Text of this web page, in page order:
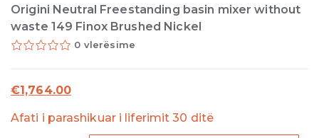
Origini Neutral Freestanding basin mixer without
waste 149 Finox Brushed Nickel
0 vlerësime
€1,764.00
Afati i parashikuar i liferimit 30 ditë